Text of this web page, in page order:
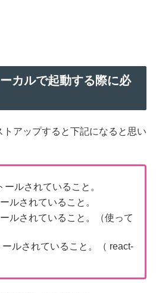
カルで起動する際に必
アップすると下記になると思い
ルされていること。
ルされていること。
ルされていること。（使って
ルされていること。（ react-